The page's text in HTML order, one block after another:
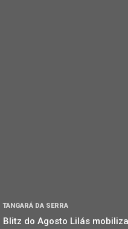
TANGARÁ DA SERRA
Blitz do Agosto Lilás